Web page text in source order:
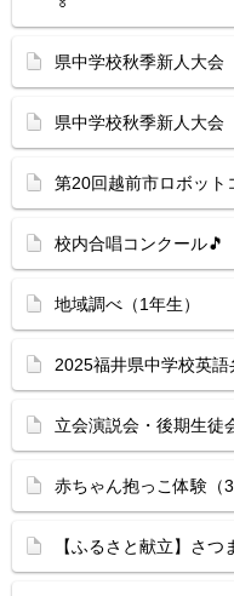
県中学校秋季新人
県中学校秋季新人大
第20回越前市ロボット
校内合唱コンクール🎵
地域調べ（1年生）
2025福井県中学校英
立会演説会・後期生徒
赤ちゃん抱っこ体験（3
【ふるさと献立】さつ